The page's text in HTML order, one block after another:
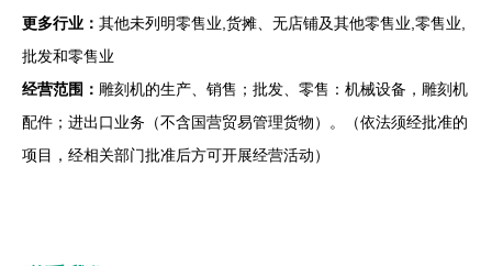
更多行业： 其他未列明零售业,货摊、无店铺及其他零售业,零售业,
批发和零售业
经营范围： 雕刻机的生产、销售；批发、零售：机械设备，雕刻机
配件；进出口业务（不含国营贸易管理货物）。（依法须经批准的
项目，经相关部门批准后方可开展经营活动）